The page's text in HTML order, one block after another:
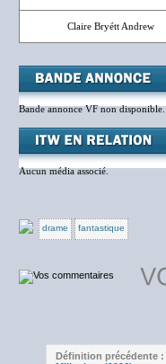
Claire Bryétt Andrew
Bande annonce VF non disponible.
Aucun média associé.
drame fantastique
Définition précédente :